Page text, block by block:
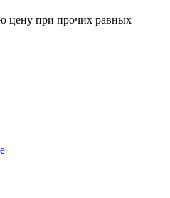
цену при прочих равных